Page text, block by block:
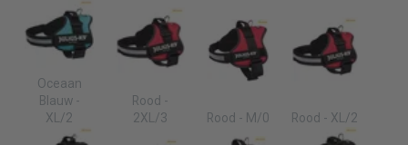
Oceaan
Blauw -
XL/2
Rood -
2XL/3
Rood - M/0 Rood - XL/2